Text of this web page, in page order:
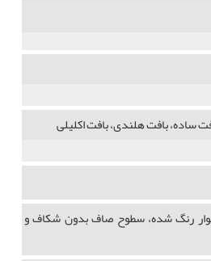
ساده، بافت هلندی، بافت اکلیلی
رنگ شده، سطوح صاف بدون شکاف و